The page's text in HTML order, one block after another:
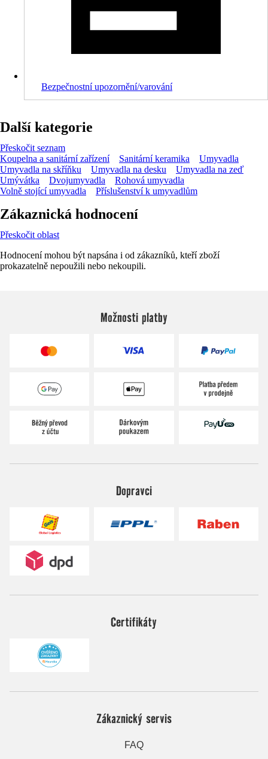
Bezpečnostní upozornění/varování
Další kategorie
Přeskočit seznam
Koupelna a sanitární zařízení
Sanitární keramika
Umyvadla
Umyvadla na skříňku
Umyvadla na desku
Umyvadla na zeď
Umývátka
Dvojumyvadla
Rohová umyvadla
Volně stojící umyvadla
Příslušenství k umyvadlům
Zákaznická hodnocení
Přeskočit oblast
Hodnocení mohou být napsána i od zákazníků, kteří zboží
prokazatelně nepoužili nebo nekoupili.
Možnosti platby
Dopravci
Certifikáty
Zákaznický servis
FAQ